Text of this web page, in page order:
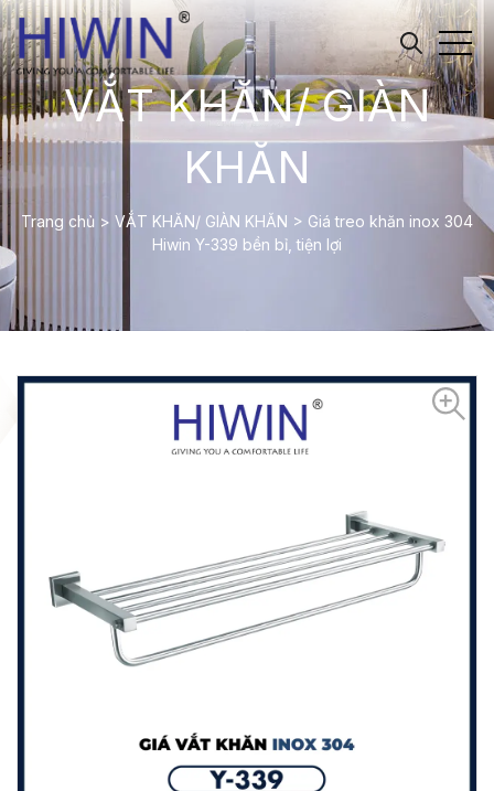
VẮT KHĂN/ GIÀN
KHĂN
Trang chủ > VẮT KHĂN/ GIÀN KHĂN > Giá treo khăn inox 304
Hiwin Y-339 bền bỉ, tiện lợi